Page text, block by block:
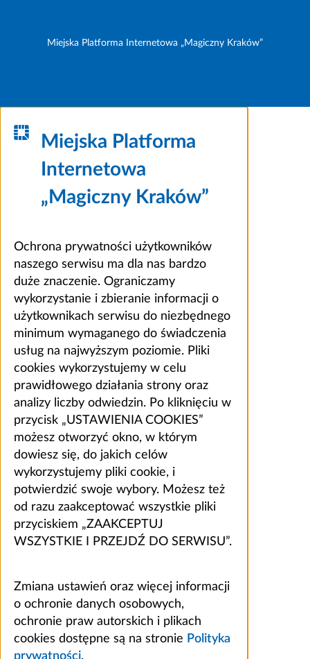
Miejska Platforma Internetowa „Magiczny Kraków”
Miejska Platforma
Internetowa
„Magiczny Kraków”
Ochrona prywatności użytkowników
naszego serwisu ma dla nas bardzo
duże znaczenie. Ograniczamy
wykorzystanie i zbieranie informacji o
użytkownikach serwisu do niezbędnego
minimum wymaganego do świadczenia
usług na najwyższym poziomie. Pliki
cookies wykorzystujemy w celu
prawidłowego działania strony oraz
analizy liczby odwiedzin. Po kliknięciu w
przycisk „USTAWIENIA COOKIES”
możesz otworzyć okno, w którym
dowiesz się, do jakich celów
wykorzystujemy pliki cookie, i
potwierdzić swoje wybory. Możesz też
od razu zaakceptować wszystkie pliki
przyciskiem „ZAAKCEPTUJ
WSZYSTKIE I PRZEJDŹ DO SERWISU”.
Zmiana ustawień oraz więcej informacji
o ochronie danych osobowych,
ochronie praw autorskich i plikach
cookies dostępne są na stronie Polityka
prywatności.